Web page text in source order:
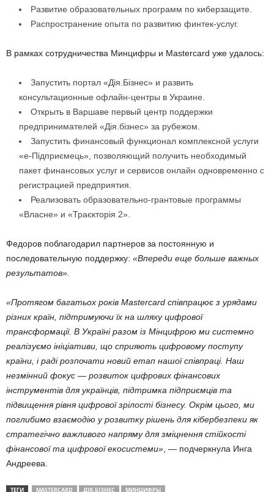
Развитие образовательных программ по киберзащите.
Распространение опыта по развитию финтек-услуг.
В рамках сотрудничества Минцифры и Mastercard уже удалось:
Запустить портал «Дія.Бізнес» и развить
консультационные офлайн-центры в Украине.
Открыть в Варшаве первый центр поддержки
предпринимателей «Дія.бізнес» за рубежом.
Запустить финансовый функционал комплексной услуги
«е-Підприємець», позволяющий получить необходимый
пакет финансовых услуг и сервисов онлайн одновременно с
регистрацией предприятия.
Реализовать образовательно-грантовые программы
«Власне» и «Траєкторія 2».
Федоров поблагодарил партнеров за постоянную и
последовательную поддержку: «Впереди еще больше важных
результатов».
«Протягом багатьох років Mastercard співпрацює з урядами
різних країн, підтримуючи їх на шляху цифрової
трансформації. В Україні разом із Мінцифрою ми системно
реалізуємо ініціативи, що сприяють цифровому поступу
країни, і раді розпочати новий етап нашої співпраці. Наш
незмінний фокус — розвиток цифрових фінансових
інструментів для українців, підтримка підприємців та
підвищення рівня цифрової зрілості бізнесу. Окрім цього, ми
поглибимо взаємодію у розвитку рішень для кібербезпеки як
стратегічно важливого напряму для зміцнення стійкості
фінансової та цифрової екосистеми» , — подчеркнула Инга
Андреева.
ТЕГИ MASTERCARD ДІЯ.БІЗНЕС МИНЦИФРЫ